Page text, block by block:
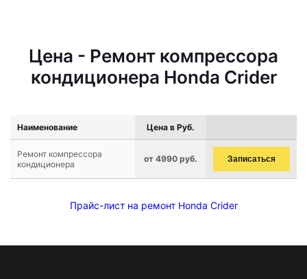
Цена - Ремонт компрессора
кондиционера Honda Crider
Наименование Цена в Руб.
Ремонт компрессора
кондиционера
от 4990 руб. Записаться
Прайс-лист на ремонт Honda Crider